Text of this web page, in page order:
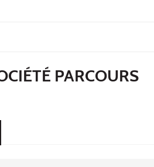
PARCOURS